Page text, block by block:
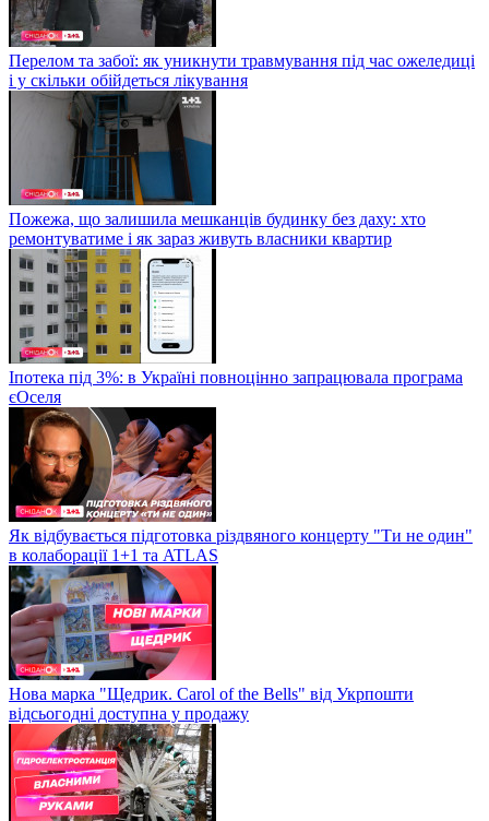
Перелом та забої: як уникнути травмування під час ожеледиці
і у скільки обійдеться лікування
Пожежа, що залишила мешканців будинку без даху: хто
ремонтуватиме і як зараз живуть власники квартир
Іпотека під 3%: в Україні повноцінно запрацювала програма
єОселя
Як відбувається підготовка різдвяного концерту "Ти не один"
в колаборації 1+1 та ATLAS
Нова марка "Щедрик. Carol of the Bells" від Укрпошти
відсьогодні доступна у продажу